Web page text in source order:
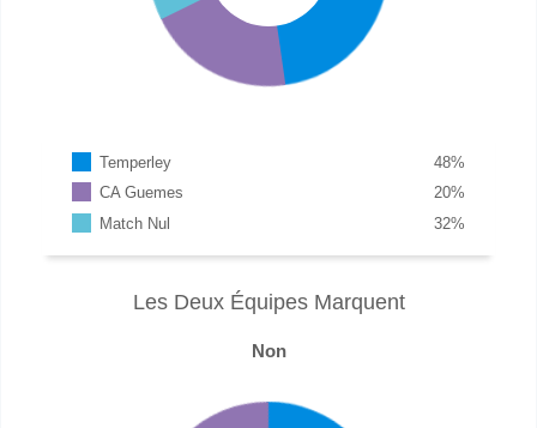
Temperley %
48
CA Guemes
%
20
Match Nul
%
32
Les Deux Équipes Marquent
Non